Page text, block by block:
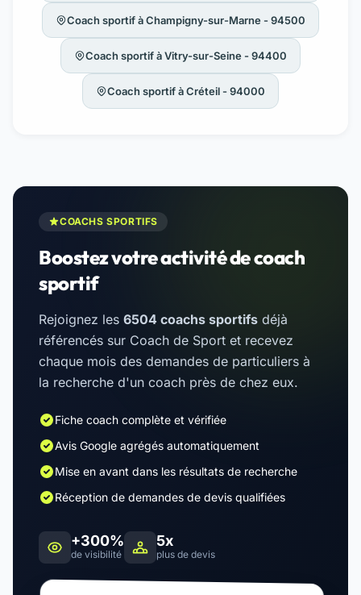
Coach sportif à Champigny-sur-Marne - 94500
Coach sportif à Vitry-sur-Seine - 94400
Coach sportif à Créteil - 94000
COACHS SPORTIFS
Boostez votre activité de coach
sportif
Rejoignez les 6504 coachs sportifs déjà
référencés sur Coach de Sport et recevez
chaque mois des demandes de particuliers à
la recherche d'un coach près de chez eux.
Fiche coach complète et vérifiée
Avis Google agrégés automatiquement
Mise en avant dans les résultats de recherche
Réception de demandes de devis qualifiées
+300%
de visibilité
5x
plus de devis